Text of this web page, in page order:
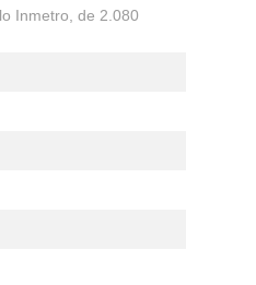
Inmetro, de 2.080